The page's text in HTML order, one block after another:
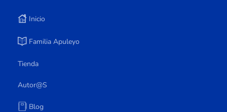
Inicio
Familia Apuleyo
Tienda
Autor@s
Blog